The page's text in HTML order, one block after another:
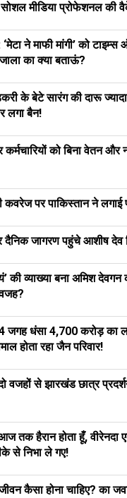
सोशल मीडिया प्रोफेशनल की
ने माफी मांगी’ को टाइम्स
का क्या बताऊं?
के बेटे सारंग की दारू
लगा बैन!
को बिना वेतन और
कवरेज पर पाकिस्तान ने लगाई
दैनिक जागरण पहुंचे आशीष देव
की व्याख्या बना अमिश
जगह धंसा ₹4,700 करोड़
होता रहा जैन परिवार!
दो वजहों से झारखंड छात्र
तक हैरान होता हूँ, वीरेनदा
से निभा ले गए!
कैसा होना चाहिए? का